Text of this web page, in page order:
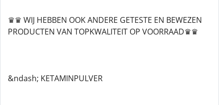
♛♛ WIJ HEBBEN OOK ANDERE GETESTE EN BEWEZEN
PRODUCTEN VAN TOPKWALITEIT OP VOORRAAD♛♛
&ndash; KETAMINPULVER